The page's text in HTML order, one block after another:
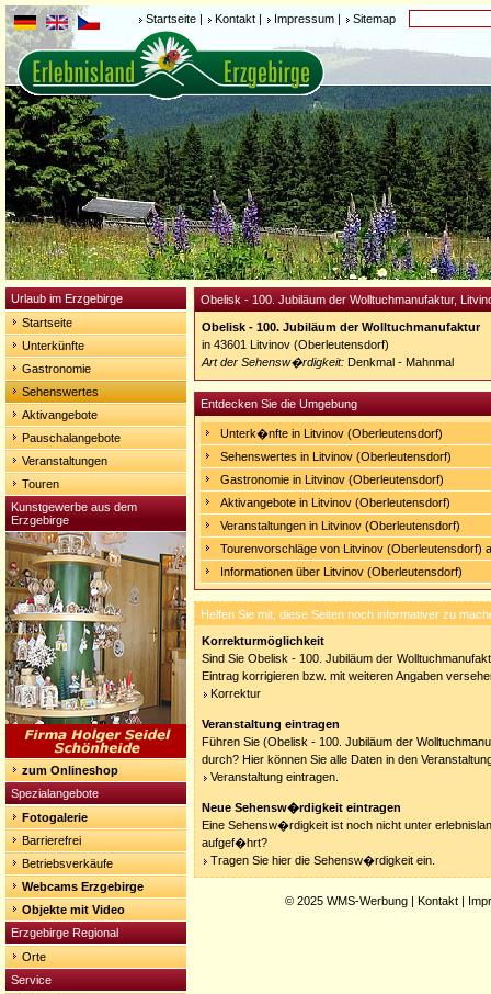
Startseite | Kontakt | Impressum | Sitemap
Urlaub im Erzgebirge
Startseite
Unterkünfte
Gastronomie
Sehenswertes
Aktivangebote
Pauschalangebote
Veranstaltungen
Touren
Kunstgewerbe aus dem
Erzgebirge
zum Onlineshop
Spezialangebote
Fotogalerie
Barrierefrei
Betriebsverkäufe
Webcams Erzgebirge
Objekte mit Video
Erzgebirge Regional
Orte
Service
Obelisk - 100. Jubiläum der Wolltuchmanufaktur,
Obelisk - 100. Jubiläum der Wolltuchmanufaktur
in 43601 Litvinov (Oberleutensdorf)
Art der Sehensw�rdigkeit: Denkmal - Mahnmal
Entdecken Sie die Umgebung
Unterk�nfte in Litvinov (Oberleutensdorf)
Sehenswertes in Litvinov (Oberleutensdorf)
Gastronomie in Litvinov (Oberleutensdorf)
Aktivangebote in Litvinov (Oberleutensdorf)
Veranstaltungen in Litvinov (Oberleutensdorf)
Tourenvorschläge von Litvinov (Oberleutensdorf)
Informationen über Litvinov (Oberleutensdorf)
Helfen Sie mit, diese Seiten noch informativer zu
Korrekturmöglichkeit
Sind Sie Obelisk - 100. Jubiläum der
Eintrag korrigieren bzw. mit weiteren Angaben
Korrektur
Veranstaltung eintragen
Führen Sie (Obelisk - 100. Jubiläum der
durch? Hier können Sie alle Daten in den
Veranstaltung eintragen.
Neue Sehensw�rdigkeit eintragen
Eine Sehensw�rdigkeit ist noch nicht unter
aufgef�hrt?
Tragen Sie hier die Sehensw�rdigkeit ein.
© 2025 WMS-Werbung | Kontakt |